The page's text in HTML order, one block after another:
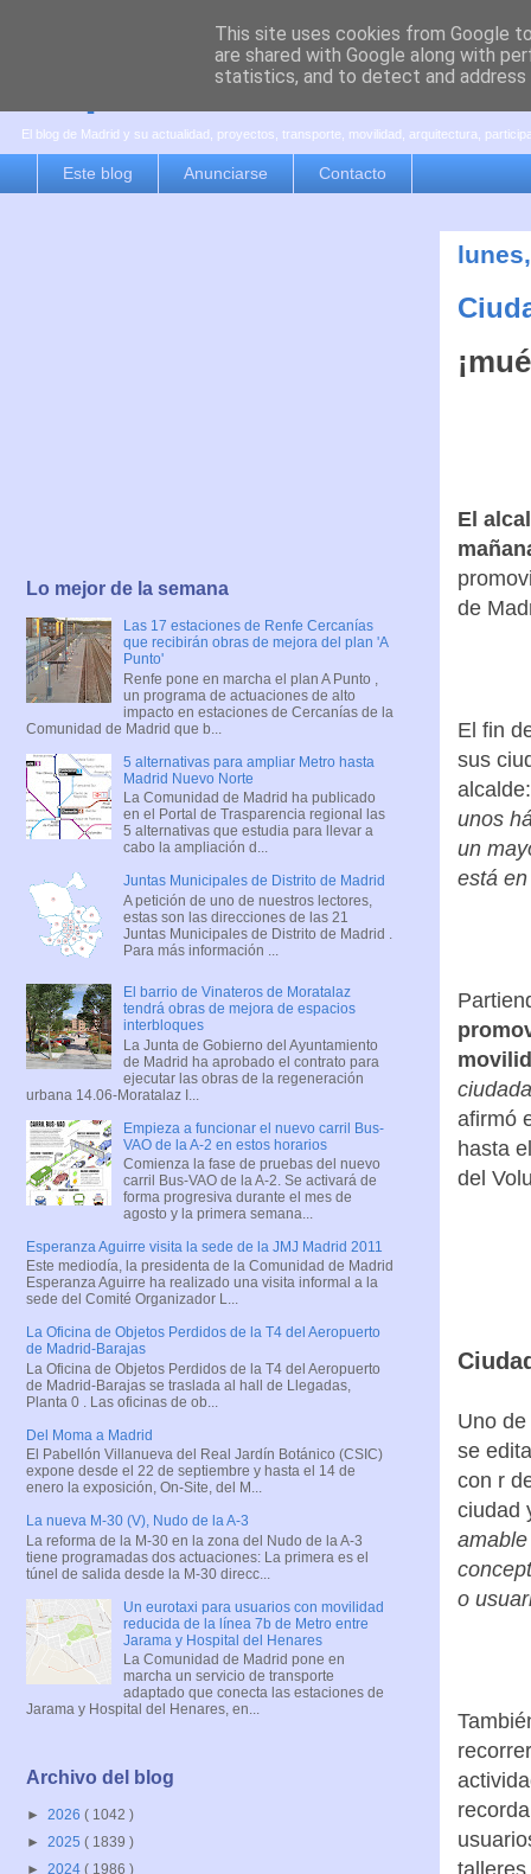
es por madrid
El blog de Madrid y su actualidad, proyectos, transporte, movilidad, arquitectura,
Este blog Anunciarse Contacto
El
de
El fin
sus
alcalde:
unos
un
está
afirmó
hasta
del
Uno
se
con r
ciudad
o
Lo mejor de la semana
Las 17 estaciones de Renfe Cercanías
que recibirán obras de mejora del plan 'A
Punto'
Renfe pone en marcha el plan A Punto ,
un programa de actuaciones de alto
impacto en estaciones de Cercanías de la
Comunidad de Madrid que b...
5 alternativas para ampliar Metro hasta
Madrid Nuevo Norte
La Comunidad de Madrid ha publicado
en el Portal de Trasparencia regional las
5 alternativas que estudia para llevar a
cabo la ampliación d...
Juntas Municipales de Distrito de Madrid
A petición de uno de nuestros lectores,
estas son las direcciones de las 21
Juntas Municipales de Distrito de Madrid .
Para más información ...
El barrio de Vinateros de Moratalaz
tendrá obras de mejora de espacios
interbloques
La Junta de Gobierno del Ayuntamiento
de Madrid ha aprobado el contrato para
ejecutar las obras de la regeneración
urbana 14.06-Moratalaz I...
Empieza a funcionar el nuevo carril Bus-
VAO de la A-2 en estos horarios
Comienza la fase de pruebas del nuevo
carril Bus-VAO de la A-2. Se activará de
forma progresiva durante el mes de
agosto y la primera semana...
Esperanza Aguirre visita la sede de la JMJ Madrid 2011
Este mediodía, la presidenta de la Comunidad de Madrid
Esperanza Aguirre ha realizado una visita informal a la
sede del Comité Organizador L...
La Oficina de Objetos Perdidos de la T4 del Aeropuerto
de Madrid-Barajas
La Oficina de Objetos Perdidos de la T4 del Aeropuerto
de Madrid-Barajas se traslada al hall de Llegadas,
Planta 0 . Las oficinas de ob...
Del Moma a Madrid
El Pabellón Villanueva del Real Jardín Botánico (CSIC)
expone desde el 22 de septiembre y hasta el 14 de
enero la exposición, On-Site, del M...
La nueva M-30 (V), Nudo de la A-3
La reforma de la M-30 en la zona del Nudo de la A-3
tiene programadas dos actuaciones: La primera es el
túnel de salida desde la M-30 direcc...
Un eurotaxi para usuarios con movilidad
reducida de la línea 7b de Metro entre
Jarama y Hospital del Henares
La Comunidad de Madrid pone en
marcha un servicio de transporte
adaptado que conecta las estaciones de
Jarama y Hospital del Henares, en...
Archivo del blog
► 2026 ( 1042 )
► 2025 ( 1839 )
► 2024 ( 1986 )
This site uses cookies from Google
are shared with Google along with
statistics, and to detect and address